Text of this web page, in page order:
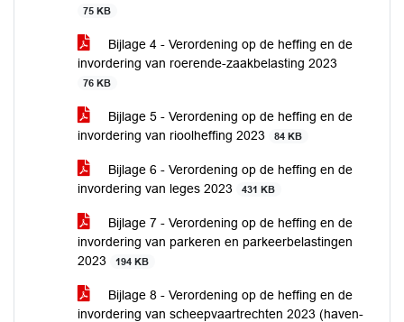
75 KB
Bijlage 4 - Verordening op de heffing en de
invordering van roerende-zaakbelasting 2023
76 KB
Bijlage 5 - Verordening op de heffing en de
invordering van rioolheffing 2023
84 KB
Bijlage 6 - Verordening op de heffing en de
invordering van leges 2023
431 KB
Bijlage 7 - Verordening op de heffing en de
invordering van parkeren en parkeerbelastingen
2023
194 KB
Bijlage 8 - Verordening op de heffing en de
invordering van scheepvaartrechten 2023 (haven-